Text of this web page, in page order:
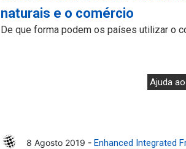
naturais e o comércio
De que forma podem os países utilizar o
Ajuda
8 Agosto 2019 - Enhanced Integrated